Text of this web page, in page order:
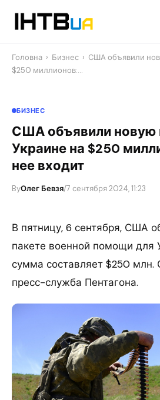
Головна › Бизнес › США объявили
$250 миллионов:…
БИЗНЕС
США объявили
Украине на $250
нее входит
ByОлег Бевзя/7 сентября 2024, 11:23
В пятницу, 6 сентября, США
пакете военной помощи для
сумма составляет $250
пресс-служба Пентагона.